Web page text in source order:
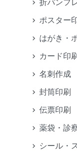
折パンフ
ポスター
はがき・
カード印
名刺作成
封筒印刷
伝票印刷
薬袋・診
シール・